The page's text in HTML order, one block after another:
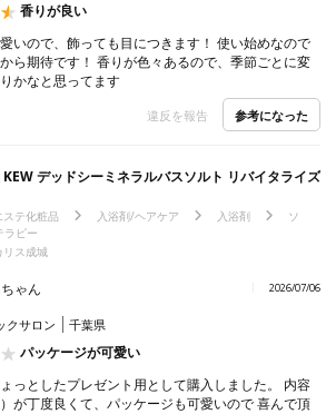
香りが良い
いので、飾っても目につきます！ 使い始めなので
ら期待です！ 香りが色々あるので、季節ごとに変
かなと思ってます
違反を報告 参考になった
デッドシーミネラルバスソルト リバイタライズ
ステ化粧品 入浴剤/ヘアケア 入浴剤
ソ
ラピー
リス成城
ゃん 2026/07/06
クサロン 千葉県
パッケージが可愛い
っとしたプレゼント用として購入しました。 内容
が丁度良くて、パッケージも可愛いので 喜んで頂